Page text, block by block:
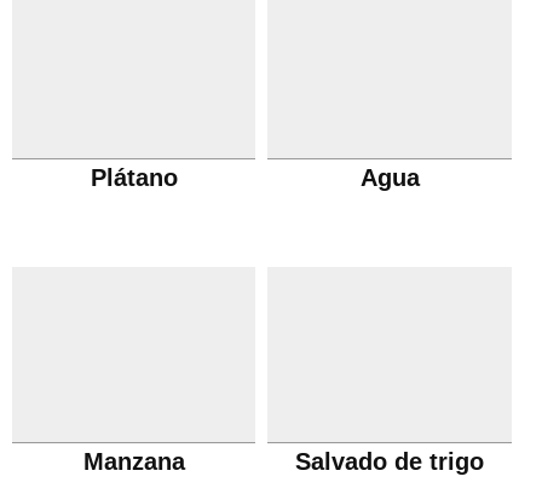
Plátano Agua
Manzana Salvado de trigo